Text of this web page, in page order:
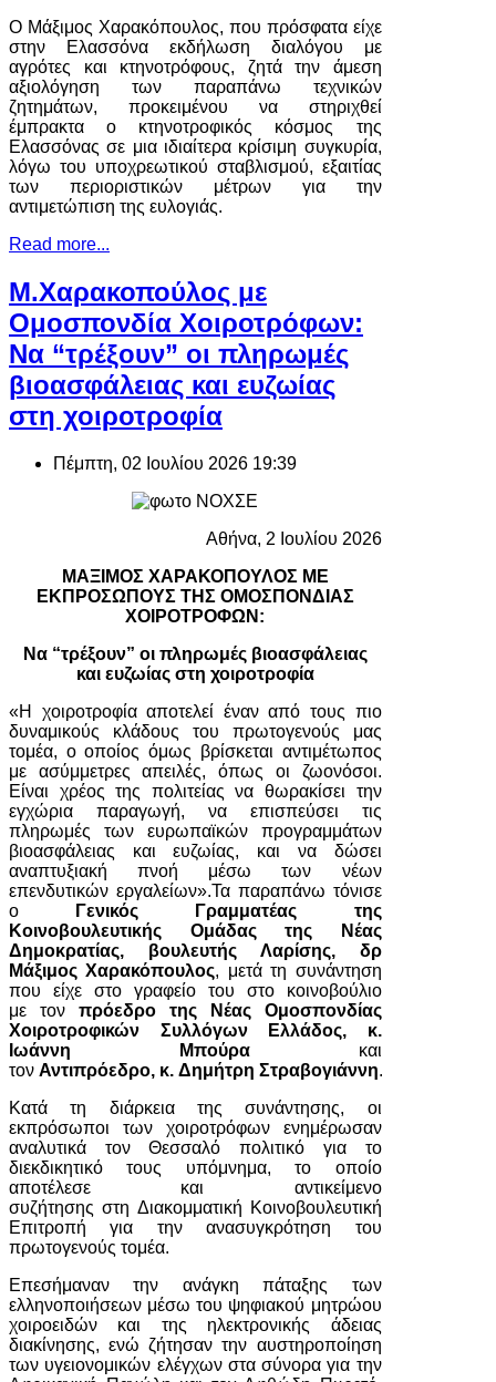
Ο Μάξιμος Χαρακόπουλος, που πρόσφατα είχε
στην Ελασσόνα εκδήλωση διαλόγου με
αγρότες και κτηνοτρόφους, ζητά την άμεση
αξιολόγηση των παραπάνω τεχνικών
ζητημάτων, προκειμένου να στηριχθεί
έμπρακτα ο κτηνοτροφικός κόσμος της
Ελασσόνας σε μια ιδιαίτερα κρίσιμη συγκυρία,
λόγω του υποχρεωτικού σταβλισμού, εξαιτίας
των περιοριστικών μέτρων για την
αντιμετώπιση της ευλογιάς.
Read more...
Μ.Χαρακοπούλος με
Ομοσπονδία Χοιροτρόφων:
Να “τρέξουν” οι πληρωμές
βιοασφάλειας και ευζωίας
στη χοιροτροφία
Πέμπτη, 02 Ιουλίου 2026 19:39
Αθήνα, 2 Ιουλίου 2026
ΜΑΞΙΜΟΣ ΧΑΡΑΚΟΠΟΥΛΟΣ ΜΕ
ΕΚΠΡΟΣΩΠΟΥΣ ΤΗΣ ΟΜΟΣΠΟΝΔΙΑΣ
ΧΟΙΡΟΤΡΟΦΩΝ:
Να “τρέξουν” οι πληρωμές βιοασφάλειας
και ευζωίας στη χοιροτροφία
«Η χοιροτροφία αποτελεί έναν από τους πιο
δυναμικούς κλάδους του πρωτογενούς μας
τομέα, ο οποίος όμως βρίσκεται αντιμέτωπος
με ασύμμετρες απειλές, όπως οι ζωονόσοι.
Είναι χρέος της πολιτείας να θωρακίσει την
εγχώρια παραγωγή, να επισπεύσει τις
πληρωμές των ευρωπαϊκών προγραμμάτων
βιοασφάλειας και ευζωίας, και να δώσει
αναπτυξιακή πνοή μέσω των νέων
επενδυτικών εργαλείων».Τα παραπάνω τόνισε
ο
Γενικός Γραμματέας της
Κοινοβουλευτικής Ομάδας της Νέας
Δημοκρατίας, βουλευτής Λαρίσης, δρ
Μάξιμος Χαρακόπουλος, μετά τη συνάντηση
που είχε στο γραφείο του στο κοινοβούλιο
με τον πρόεδρο της Νέας Ομοσπονδίας
Χοιροτροφικών Συλλόγων Ελλάδος, κ.
Ιωάννη Μπούρα και
τον Αντιπρόεδρο, κ. Δημήτρη Στραβογιάννη.
Κατά τη διάρκεια της συνάντησης, οι
εκπρόσωποι των χοιροτρόφων ενημέρωσαν
αναλυτικά τον Θεσσαλό πολιτικό για το
διεκδικητικό τους υπόμνημα, το οποίο
αποτέλεσε και αντικείμενο
συζήτησης στη Διακομματική Κοινοβουλευτική
Επιτροπή για την ανασυγκρότηση του
πρωτογενούς τομέα.
Επεσήμαναν την ανάγκη πάταξης των
ελληνοποιήσεων μέσω του ψηφιακού μητρώου
χοιροειδών και της ηλεκτρονικής άδειας
διακίνησης, ενώ ζήτησαν την αυστηροποίηση
των υγειονομικών ελέγχων στα σύνορα για την